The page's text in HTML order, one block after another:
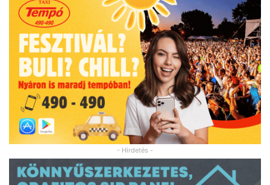
- Hirdetés -